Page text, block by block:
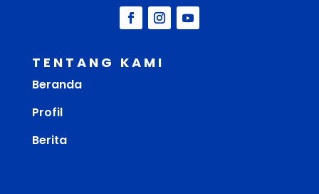
TENTANG KAMI
Beranda
Profil
Berita